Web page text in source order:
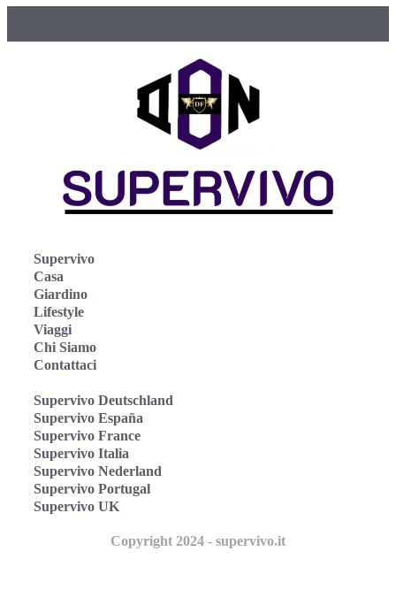
Supervivo
Casa
Giardino
Lifestyle
Viaggi
Chi Siamo
Contattaci
Supervivo Deutschland
Supervivo España
Supervivo France
Supervivo Italia
Supervivo Nederland
Supervivo Portugal
Supervivo UK
Copyright 2024 - supervivo.it